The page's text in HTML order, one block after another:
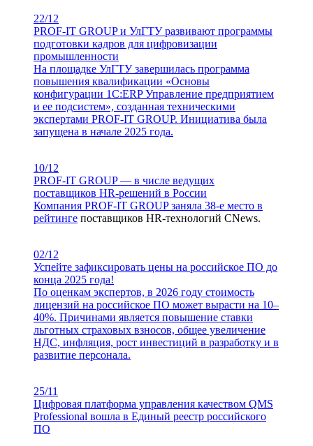
22/12
PROF-IT GROUP и УлГТУ развивают программы
подготовки кадров для цифровизации
промышленности
На площадке УлГТУ завершилась программа
повышения квалификации «Основы
конфигурации 1С:ERP Управление предприятием
и ее подсистем», созданная техническими
экспертами PROF-IT GROUP. Инициатива была
запущена в начале 2025 года.
10/12
PROF-IT GROUP — в числе ведущих
поставщиков HR-решений в России
Компания PROF-IT GROUP заняла 38-е место в
рейтинге поставщиков HR-технологий CNews.
02/12
Успейте зафиксировать цены на российское ПО до
конца 2025 года!
По оценкам экспертов, в 2026 году стоимость
лицензий на российское ПО может вырасти на 10–
40%. Причинами является повышение ставки
льготных страховых взносов, общее увеличение
НДС, инфляция, рост инвестиций в разработку и в
развитие персонала.
25/11
Цифровая платформа управления качеством QMS
Professional вошла в Единый реестр российского
ПО